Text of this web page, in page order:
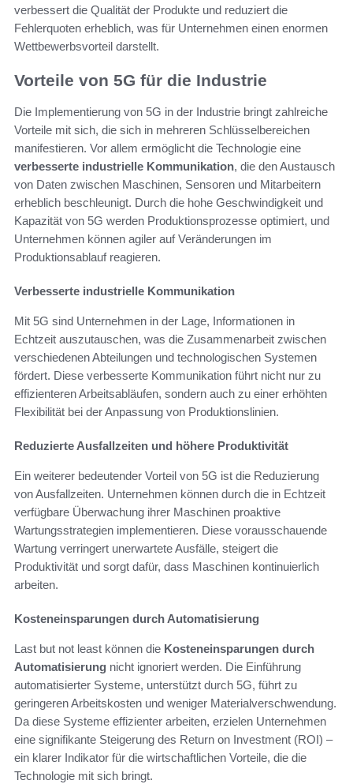
verbessert die Qualität der Produkte und reduziert die
Fehlerquoten erheblich, was für Unternehmen einen enormen
Wettbewerbsvorteil darstellt.
Vorteile von 5G für die Industrie
Die Implementierung von 5G in der Industrie bringt zahlreiche
Vorteile mit sich, die sich in mehreren Schlüsselbereichen
manifestieren. Vor allem ermöglicht die Technologie eine
verbesserte industrielle Kommunikation, die den Austausch
von Daten zwischen Maschinen, Sensoren und Mitarbeitern
erheblich beschleunigt. Durch die hohe Geschwindigkeit und
Kapazität von 5G werden Produktionsprozesse optimiert, und
Unternehmen können agiler auf Veränderungen im
Produktionsablauf reagieren.
Verbesserte industrielle Kommunikation
Mit 5G sind Unternehmen in der Lage, Informationen in
Echtzeit auszutauschen, was die Zusammenarbeit zwischen
verschiedenen Abteilungen und technologischen Systemen
fördert. Diese verbesserte Kommunikation führt nicht nur zu
effizienteren Arbeitsabläufen, sondern auch zu einer erhöhten
Flexibilität bei der Anpassung von Produktionslinien.
Reduzierte Ausfallzeiten und höhere Produktivität
Ein weiterer bedeutender Vorteil von 5G ist die Reduzierung
von Ausfallzeiten. Unternehmen können durch die in Echtzeit
verfügbare Überwachung ihrer Maschinen proaktive
Wartungsstrategien implementieren. Diese vorausschauende
Wartung verringert unerwartete Ausfälle, steigert die
Produktivität und sorgt dafür, dass Maschinen kontinuierlich
arbeiten.
Kosteneinsparungen durch Automatisierung
Last but not least können die Kosteneinsparungen durch
Automatisierung nicht ignoriert werden. Die Einführung
automatisierter Systeme, unterstützt durch 5G, führt zu
geringeren Arbeitskosten und weniger Materialverschwendung.
Da diese Systeme effizienter arbeiten, erzielen Unternehmen
eine signifikante Steigerung des Return on Investment (ROI) –
ein klarer Indikator für die wirtschaftlichen Vorteile, die die
Technologie mit sich bringt.